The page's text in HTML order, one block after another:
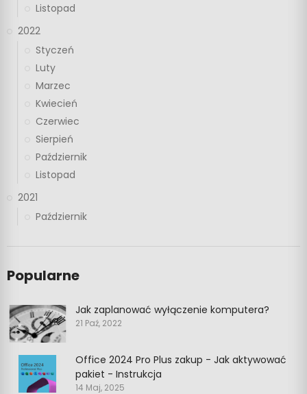
Listopad
2022
Styczeń
Luty
Marzec
Kwiecień
Czerwiec
Sierpień
Październik
Listopad
2021
Październik
Popularne
Jak zaplanować wyłączenie komputera?
21 Paź, 2022
Office 2024 Pro Plus zakup - Jak aktywować
pakiet - Instrukcja
14 Maj, 2025